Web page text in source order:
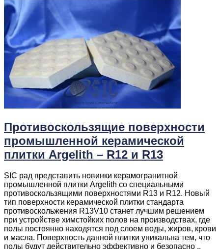
Противоскользящие поверхности
промышленной керамической
плитки Argelith – R12 и R13
SIC рад представить новинки керамогранитной
промышленной плитки Argelith со специальными
противоскользящими поверхностями R13 и R12. Новый
тип поверхности керамической плитки стандарта
противоскольжения R13V10 станет лучшим решением
при устройстве химстойких полов на производствах, где
полы постоянно находятся под слоем воды, жиров, крови
и масла. Поверхность данной плитки уникальна тем, что
полы будут действительно эффективно и безопасно ..